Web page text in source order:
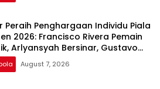
Peraih Penghargaan Individu Piala
2026: Francisco Rivera Pemain
Arlyansyah Bersinar, Gustavo
Top Skor
August 7, 2026